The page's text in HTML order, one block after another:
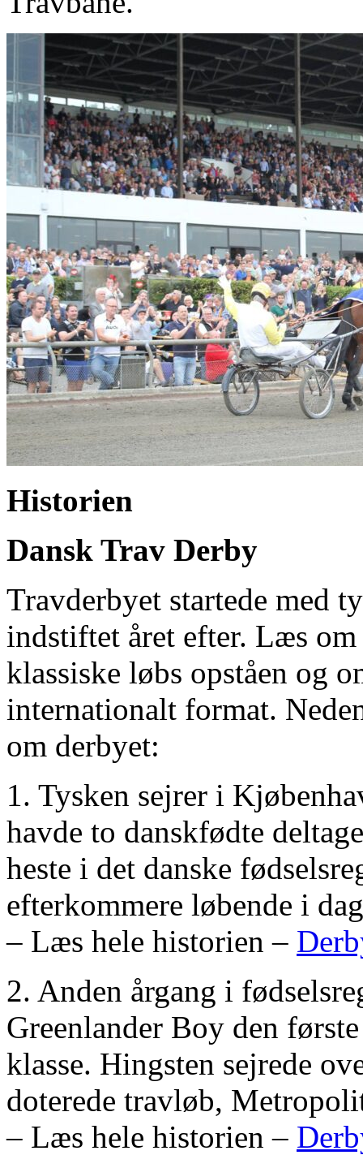
Historien
Dansk Trav Derby
Travderbyet startede med
indstiftet året efter. Læs om
klassiske løbs opståen og
internationalt format.
om derbyet:
1. Tysken sejrer i
havde to danskfødte
heste i det danske
efterkommere løbende i
– Læs hele historien –
2. Anden årgang i
Greenlander Boy den
klasse. Hingsten sejrede
doterede travløb,
– Læs hele historien –